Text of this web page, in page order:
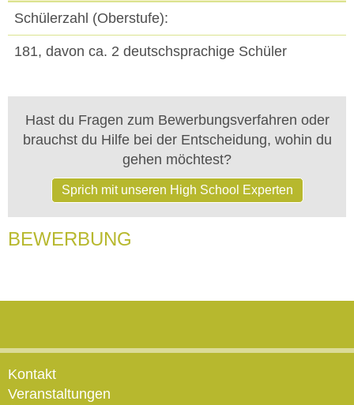
Schülerzahl (Oberstufe):
181, davon ca. 2 deutschsprachige Schüler
Hast du Fragen zum Bewerbungsverfahren oder
brauchst du Hilfe bei der Entscheidung, wohin du
gehen möchtest?
Sprich mit unseren High School Experten
BEWERBUNG
Kontakt
Veranstaltungen